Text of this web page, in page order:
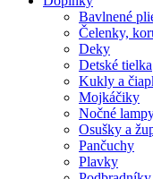
Bavlnené
Čelenky,
Deky
Detské tielka
Kukly a
Mojkáčiky
Nočné
Osušky a
Pančuchy
Plavky